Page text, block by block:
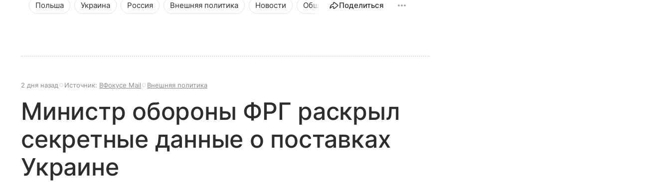
Польша Украина Россия Внешняя политика Новости ОбществоПоделиться
2 дня назад Источник: ВФокусе Mail Внешняя политика
Министр обороны ФРГ раскрыл
секретные данные о поставках
Украине